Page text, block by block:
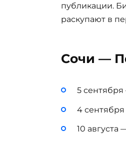
публикации.
раскупают в
Сочи —
5
4
10 августа